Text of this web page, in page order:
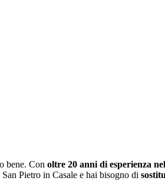
bene. Con oltre 20 anni di esperienza
San Pietro in Casale e hai bisogno di